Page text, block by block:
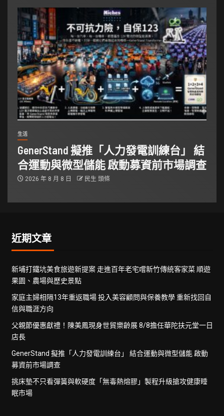
生活
GenerStand 擬推「人力發電訓練台」 結
合運動與微型儲能 啟動募資前市場調查
2026 年 8 月 8 日 民生 頭條
近期文章
新埔打鐵坑美食旅遊新提案 走進百年老宅嚐新竹傳統客家菜 順遊
果園、農場與歷史景點
家庭主婦相隔13年重返職場 投入美容顧問與保養教學 重新找回自
信與職涯方向
父親節優惠獻禮！陳美鳳現身世貿樂齡展 8/8擔任華陀扶元堂一日
店長
GenerStand 擬推「人力發電訓練台」 結合運動與微型儲能 啟動
募資前市場調查
挑床墊不只看彈簧與軟硬度「無毒熱熔膠」製程升級搶攻健康睡
眠市場